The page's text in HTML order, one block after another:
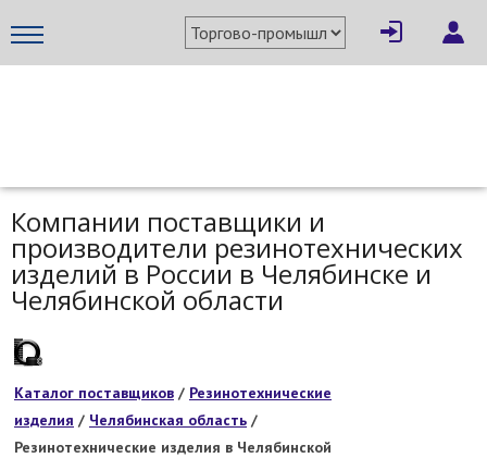
Компании поставщики и
производители резинотехнических
изделий в России в Челябинске и
Челябинской области
Каталог поставщиков / Резинотехнические
изделия / Челябинская область /
Резинотехнические изделия в Челябинской